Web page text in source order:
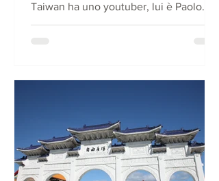
Taiwan ha uno youtuber, lui è Paolo
Poerio ed il suo...